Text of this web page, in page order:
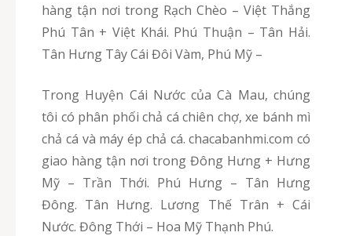
hàng tận nơi trong Rạch Chèo – Việt Thắng
Phú Tân + Việt Khái. Phú Thuận – Tân Hải.
Tân Hưng Tây Cái Đôi Vàm, Phú Mỹ –
Trong Huyện Cái Nước của Cà Mau, chúng
tôi có phân phối chả cá chiên chợ, xe bánh mì
chả cá và máy ép chả cá. chacabanhmi.com có
giao hàng tận nơi trong Đông Hưng + Hưng
Mỹ – Trần Thới. Phú Hưng – Tân Hưng
Đông. Tân Hưng. Lương Thế Trân + Cái
Nước. Đông Thới – Hoa Mỹ Thạnh Phú.